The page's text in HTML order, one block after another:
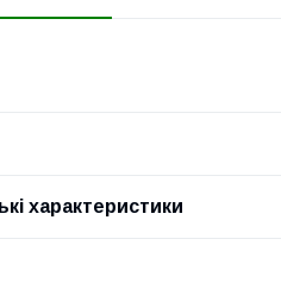
характеристики